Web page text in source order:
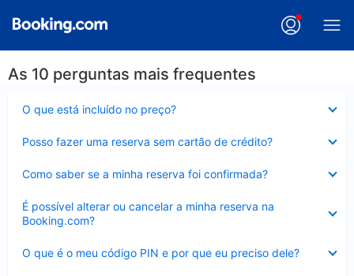
As 10 perguntas mais frequentes
O que está incluído no preço?
Posso fazer uma reserva sem cartão de crédito?
Como saber se a minha reserva foi confirmada?
É possível alterar ou cancelar a minha reserva na
Booking.com?
Contraído
O que é o meu código PIN e por que eu preciso dele?